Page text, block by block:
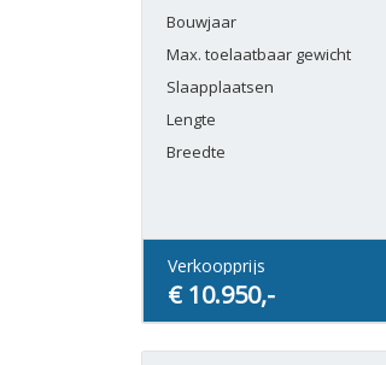
Bouwjaar
Max. toelaatbaar gewicht
Slaapplaatsen
Lengte
Breedte
Verkoopprijs
€ 10.950,-